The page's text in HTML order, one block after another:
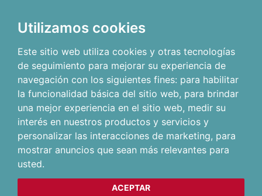
Utilizamos cookies
Este sitio web utiliza cookies y otras tecnologías
de seguimiento para mejorar su experiencia de
navegación con los siguientes fines: para habilitar
la funcionalidad básica del sitio web, para brindar
una mejor experiencia en el sitio web, medir su
interés en nuestros productos y servicios y
personalizar las interacciones de marketing, para
mostrar anuncios que sean más relevantes para
usted.
ACEPTAR